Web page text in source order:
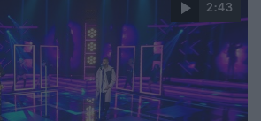
2:43